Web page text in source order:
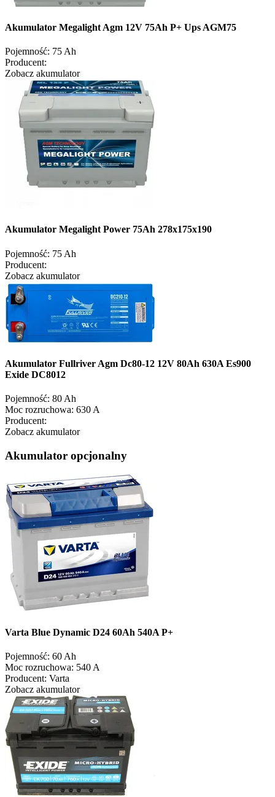
Akumulator Megalight Agm 12V 75Ah P+ Ups AGM75
Pojemność: 75 Ah
Producent:
Zobacz akumulator
Akumulator Megalight Power 75Ah 278x175x190
Pojemność: 75 Ah
Producent:
Zobacz akumulator
Akumulator Fullriver Agm Dc80-12 12V 80Ah 630A Es900
Exide DC8012
Pojemność: 80 Ah
Moc rozruchowa: 630 A
Producent:
Zobacz akumulator
Akumulator opcjonalny
Varta Blue Dynamic D24 60Ah 540A P+
Pojemność: 60 Ah
Moc rozruchowa: 540 A
Producent: Varta
Zobacz akumulator